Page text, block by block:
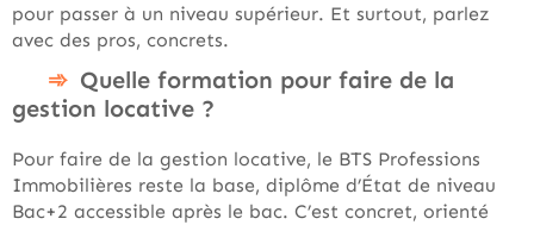
pour passer à un niveau supérieur. Et surtout, parlez
avec des pros, concrets.
Quelle formation pour faire de la
gestion locative ?
Pour faire de la gestion locative, le BTS Professions
Immobilières reste la base, diplôme d’État de niveau
Bac+2 accessible après le bac. C’est concret, orienté